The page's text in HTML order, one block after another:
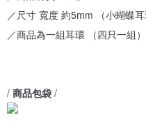
／尺寸 寬度 約5mm （小蝴蝶
／商品為一組耳環 （四只一組
/ 商品包袋 /